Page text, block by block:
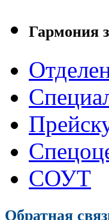
Гармония
СОУТ
Обратная